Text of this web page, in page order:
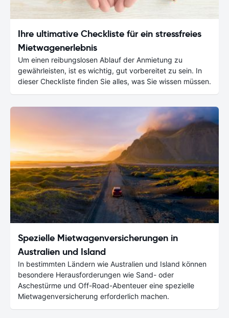
Ihre ultimative Checkliste für ein stressfreies
Mietwagenerlebnis
Um einen reibungslosen Ablauf der Anmietung zu
gewährleisten, ist es wichtig, gut vorbereitet zu sein. In
dieser Checkliste finden Sie alles, was Sie wissen müssen.
Spezielle Mietwagenversicherungen in
Australien und Island
In bestimmten Ländern wie Australien und Island können
besondere Herausforderungen wie Sand- oder
Aschestürme und Off-Road-Abenteuer eine spezielle
Mietwagenversicherung erforderlich machen.